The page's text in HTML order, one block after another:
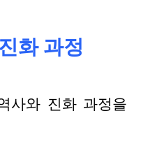
화 과정
사와 진화 과정을